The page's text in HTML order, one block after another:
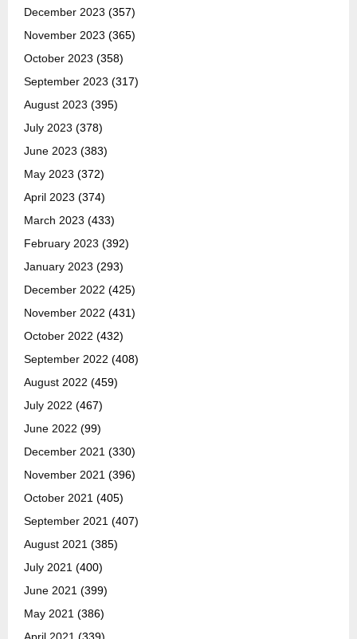
December 2023 (357)
November 2023 (365)
October 2023 (358)
September 2023 (317)
August 2023 (395)
July 2023 (378)
June 2023 (383)
May 2023 (372)
April 2023 (374)
March 2023 (433)
February 2023 (392)
January 2023 (293)
December 2022 (425)
November 2022 (431)
October 2022 (432)
September 2022 (408)
August 2022 (459)
July 2022 (467)
June 2022 (99)
December 2021 (330)
November 2021 (396)
October 2021 (405)
September 2021 (407)
August 2021 (385)
July 2021 (400)
June 2021 (399)
May 2021 (386)